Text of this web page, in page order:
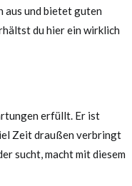
aus und bietet guten
du hier ein wirklich
erfüllt. Er ist
Zeit draußen verbringt
sucht, macht mit diesem